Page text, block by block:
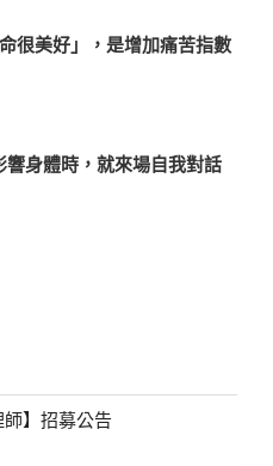
很美好」，是增加痛苦指數
身體時，就來場自我對話
】招募公告